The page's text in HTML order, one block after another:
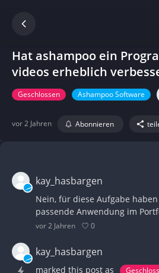
Hat ashampoo ein
videos erheblich
Geschlossen Ashampoo Software
vor 2 Jahren Abonnieren
kay_hasbargen
Nein, für diese Aufgabe
passende Anwendung im
vor 2 Jahren 0
kay_hasbargen
marked this post as